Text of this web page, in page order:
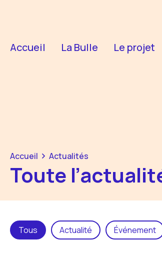
Accueil La Bulle Le projet
Accueil Actualités
Toute
Tous Actualité Événement